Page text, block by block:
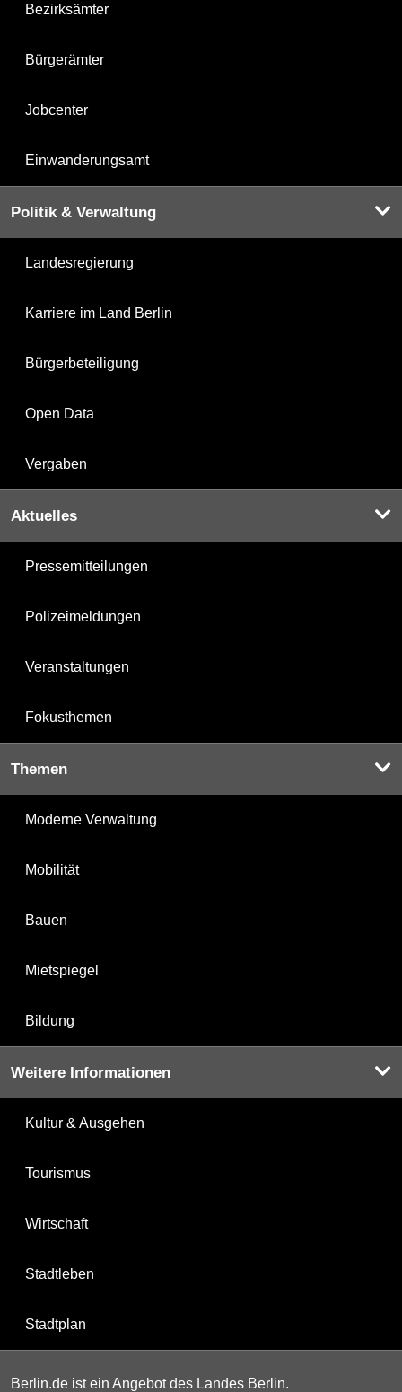
Bezirksämter
Bürgerämter
Jobcenter
Einwanderungsamt
Politik & Verwaltung
Landesregierung
Karriere im Land Berlin
Bürgerbeteiligung
Open Data
Vergaben
Aktuelles
Pressemitteilungen
Polizeimeldungen
Veranstaltungen
Fokusthemen
Themen
Moderne Verwaltung
Mobilität
Bauen
Mietspiegel
Bildung
Weitere Informationen
Kultur & Ausgehen
Tourismus
Wirtschaft
Stadtleben
Stadtplan
Berlin.de ist ein Angebot des Landes Berlin.